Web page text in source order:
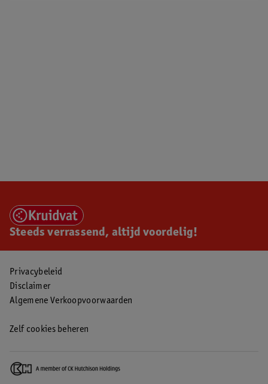
Steeds verrassend, altijd voordelig!
Privacybeleid
Disclaimer
Algemene Verkoopvoorwaarden
Zelf cookies beheren